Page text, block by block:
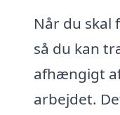
Når du skal
så du kan
afhængigt
arbejdet.